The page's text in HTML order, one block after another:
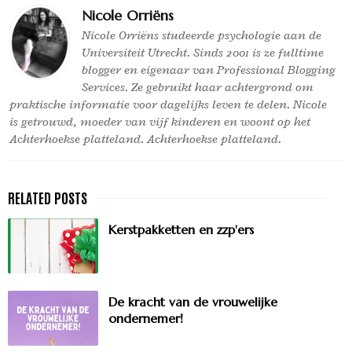
Nicole Orriëns
Nicole Orriëns studeerde psychologie aan de
Universiteit Utrecht. Sinds 2001 is ze fulltime
blogger en eigenaar van Professional Blogging
Services. Ze gebruikt haar achtergrond om
praktische informatie voor dagelijks leven te delen. Nicole
is getrouwd, moeder van vijf kinderen en woont op het
Achterhoekse platteland. Achterhoekse platteland.
Kerstpakketten en zzp'ers
De kracht van de vrouwelijke
ondernemer!